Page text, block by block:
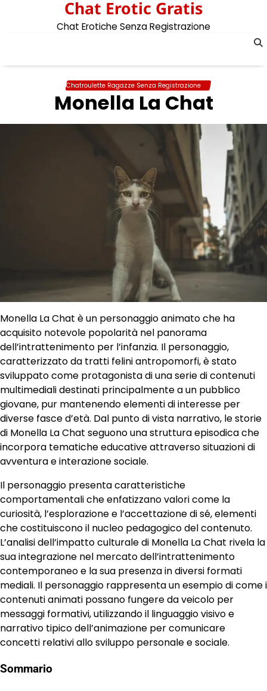
Chat Erotic Gratis
Chat Erotiche Senza Registrazione
Chatroulette Ragazze Senza Registrazione
Monella La Chat
Monella La Chat è un personaggio animato che ha
acquisito notevole popolarità nel panorama
dell’intrattenimento per l’infanzia. Il personaggio,
caratterizzato da tratti felini antropomorfi, è stato
sviluppato come protagonista di una serie di contenuti
multimediali destinati principalmente a un pubblico
giovane, pur mantenendo elementi di interesse per
diverse fasce d’età. Dal punto di vista narrativo, le storie
di Monella La Chat seguono una struttura episodica che
incorpora tematiche educative attraverso situazioni di
avventura e interazione sociale.
Il personaggio presenta caratteristiche
comportamentali che enfatizzano valori come la
curiosità, l’esplorazione e l’accettazione di sé, elementi
che costituiscono il nucleo pedagogico del contenuto.
L’analisi dell’impatto culturale di Monella La Chat rivela la
sua integrazione nel mercato dell’intrattenimento
contemporaneo e la sua presenza in diversi formati
mediali. Il personaggio rappresenta un esempio di come i
contenuti animati possano fungere da veicolo per
messaggi formativi, utilizzando il linguaggio visivo e
narrativo tipico dell’animazione per comunicare
concetti relativi allo sviluppo personale e sociale.
Sommario